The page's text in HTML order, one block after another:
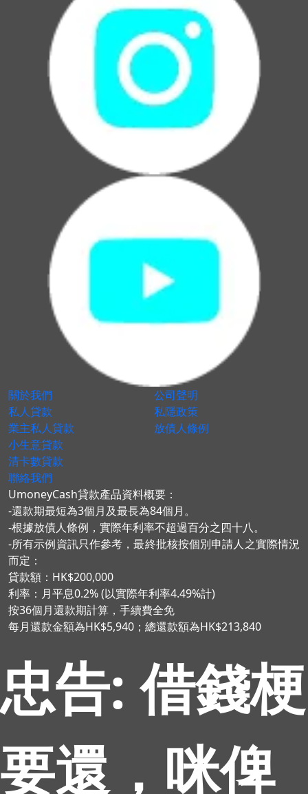
關於我們
私人貸款
業主私人貸款
小生意貸款
清卡數貸款
聯絡我們
公司聲明
私隱政策
放債人條例
UmoneyCash貸款產品資料概要：
-還款期最短為3個月及最長為84個月。
-根據放債人條例，實際年利率不超過百分之四十八。
-所有示例資訊只作參考，最終批核按個別申請人之實際情況
而定：
貸款額：HK$200,000
利率：月平息0.2% (以實際年利率4.49%計)
按36個月還款期計算，手續費全免
每月還款金額為HK$5,940；總還款額為HK$213,840
忠告: 借錢梗
要還，咪俾